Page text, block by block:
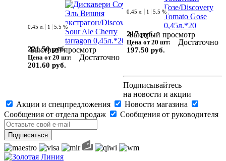
Быстрый просмотр
0.45 л. 1 5.5 %
221.50 руб.
Цена от 20 шт:
201.60 руб.
Достаточно
Быстрый просмотр
0.45 л. 1 5.5 %
217 руб.
Цена от 20 шт:
197.50 руб.
Достаточно
Подписывайтесь
на новости и акции
Акции и спецпредложения
Новости магазина
Сообщения от отдела продаж
Сообщения от руководителя